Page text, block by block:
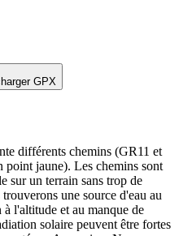
GPX
différents chemins (GR11 et
point jaune). Les chemins sont
sur un terrain sans trop de
une source d'eau au
l'altitude et au manque de
solaire peuvent être fortes